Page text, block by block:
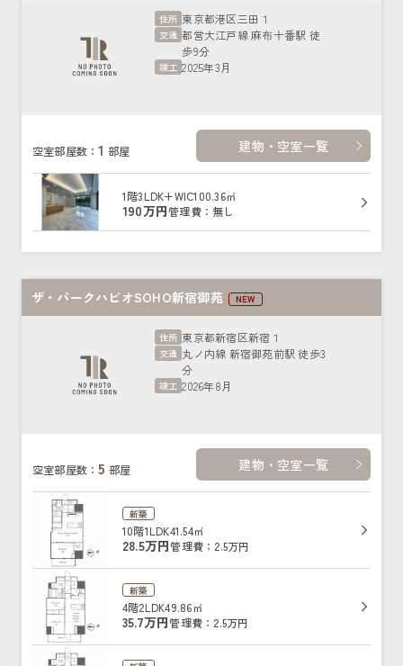
住所 東京都港区三田１
交通 都営大江戸線 麻布十番駅 徒
歩9分
竣工 2025年3月
空室部屋数：1 部屋 建物・空室一覧
1階3LDK+WIC100.36㎡
190万円管理費：無し
ザ・パークハビオSOHO新宿御苑 NEW
住所 東京都新宿区新宿１
交通 丸ノ内線 新宿御苑前駅 徒歩3
分
竣工 2026年8月
空室部屋数：5 部屋 建物・空室一覧
新築
10階1LDK41.54㎡
28.5万円管理費：2.5万円
新築
4階2LDK49.86㎡
35.7万円管理費：2.5万円